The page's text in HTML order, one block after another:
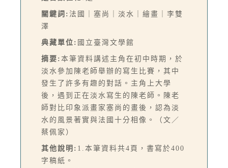
關鍵詞: 法國｜塞尚｜淡水｜繪畫｜李雙
澤
典藏單位: 國立臺灣文學館
摘要: 本筆資料講述主角在初中時期，於
淡水參加陳老師舉辦的寫生比賽，其中
發生了許多有趣的對話。主角上大學
後，遇到正在淡水寫生的陳老師。陳老
師對比印象派畫家塞尚的畫後，認為淡
水的風景著實與法國十分相像。（文／
蔡佩家）
其他說明: 1.本筆資料共4頁，書寫於400
字稿紙。